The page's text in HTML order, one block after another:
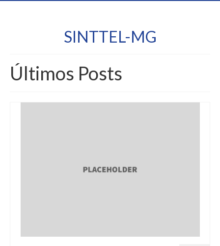
SINTTEL-MG
Últimos Posts